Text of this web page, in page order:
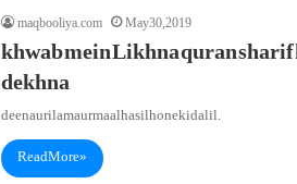
maqbooliya.com May 30, 2019
khwab mein Likhna quran
dekhna
deen aur ilam aur maal hasil hone ki dalil.
Read More »